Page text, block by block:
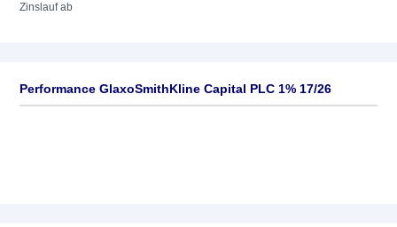
Zinslauf ab
Performance GlaxoSmithKline Capital PLC 1% 17/26